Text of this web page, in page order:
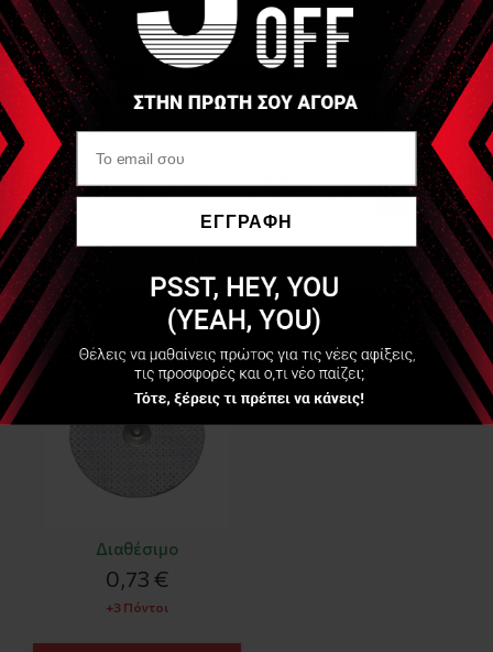
Σύνδεση με clip
Στρογγυλό Διαμέτρου 50mm
Συσκευασία πώλησης : 4 τμχ - Η τιμή αναφέρεται στο τμχ
Είδες Πρόσφατα
FIAB
PG479/50 - Αναλώσιμα
Ηλεκτρόδια με clip-
diam 50mm- (Disposable
Snap Electrode)
Διαθέσιμο
0,73 €
+3 Πόντοι
ΕΓΓΡΑΦΗ